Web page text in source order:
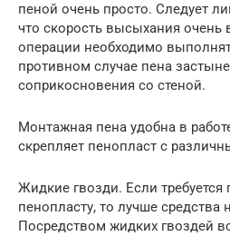
пеной очень просто. Следует
что скорость высыхания очень
операции необходимо
противном случае пена
соприкосновения со стеной.
Монтажная пена удобна в
скрепляет пенопласт с
Жидкие гвозди. Если требуется
пенопласту, то лучше средства
Посредством жидких гвоздей